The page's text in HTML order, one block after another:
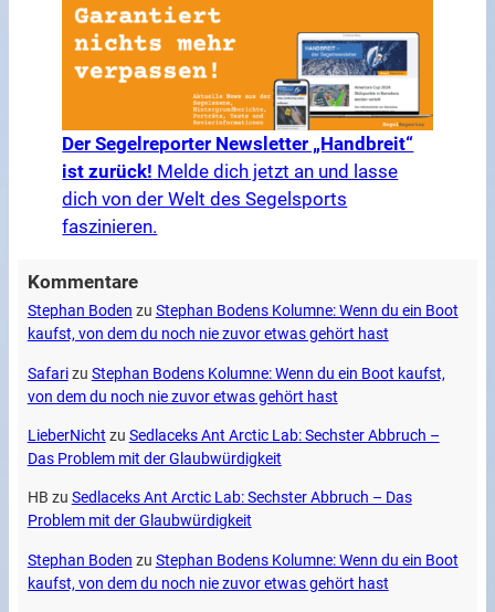
Der Segelreporter Newsletter „Handbreit“
ist zurück! Melde dich jetzt an und lasse
dich von der Welt des Segelsports
faszinieren.
Kommentare
Stephan Boden zu Stephan Bodens Kolumne: Wenn du ein Boot
kaufst, von dem du noch nie zuvor etwas gehört hast
Safarizu Stephan Bodens Kolumne: Wenn du ein Boot kaufst,
von dem du noch nie zuvor etwas gehört hast
LieberNicht zu Sedlaceks Ant Arctic Lab: Sechster Abbruch –
Das Problem mit der Glaubwürdigkeit
HB zu Sedlaceks Ant Arctic Lab: Sechster Abbruch – Das
Problem mit der Glaubwürdigkeit
Stephan Boden zu Stephan Bodens Kolumne: Wenn du ein Boot
kaufst, von dem du noch nie zuvor etwas gehört hast